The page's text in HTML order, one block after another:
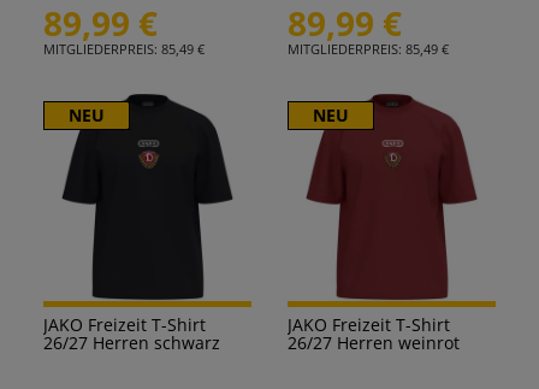
89,99 €
MITGLIEDERPREIS: 85,49 €
89,99 €
MITGLIEDERPREIS: 85,49 €
NEU
JAKO Freizeit T-Shirt
26/27 Herren schwarz
NEU
JAKO Freizeit T-Shirt
26/27 Herren weinrot